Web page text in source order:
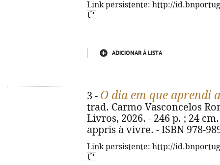
Link persistente: http://
ADICIONAR À LISTA
3 - O dia em que aprendi
trad. Carmo Vasconcelos
Livros, 2026. - 246 p. ; 24
appris à vivre. - ISBN 978-
Link persistente: http://